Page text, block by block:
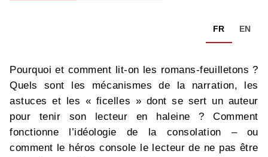
FR EN
Pourquoi et comment lit-on les romans-feuilletons ?
Quels sont les mécanismes de la narration, les
astuces et les « ficelles » dont se sert un auteur
pour tenir son lecteur en haleine ? Comment
fonctionne l’idéologie de la consolation – ou
comment le héros console le lecteur de ne pas être